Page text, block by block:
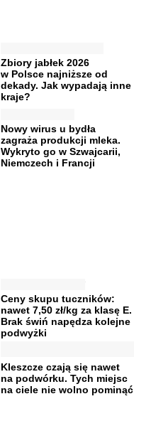
Zbiory jabłek 2026
w Polsce najniższe od
dekady. Jak wypadają inne
kraje?
Nowy wirus u bydła
zagraża produkcji mleka.
Wykryto go w Szwajcarii,
Niemczech i Francji
Ceny skupu tuczników:
nawet 7,50 zł/kg za klasę E.
Brak świń napędza kolejne
podwyżki
Kleszcze czają się nawet
na podwórku. Tych miejsc
na ciele nie wolno pominąć